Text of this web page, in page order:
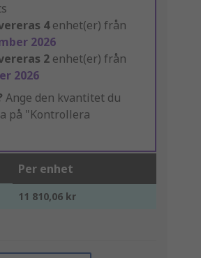
4enhet(er) från
2026
2 enhet(er) från
2026
Ange den kvantitet du
på "Kontrollera
Per enhet
11 810,06 kr